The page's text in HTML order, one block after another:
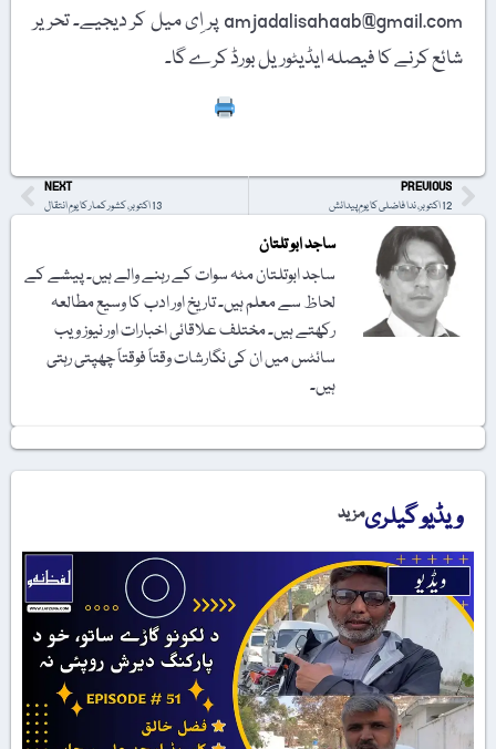
amjadalisahaab@gmail.com پر اِی میل کر دیجیے۔ تحریر
شائع کرنے کا فیصلہ ایڈیٹوریل بورڈ کرے گا۔
PREVIOUS
12 اکتوبر، ندا فاضلی کا یومِ پیدائش
NEXT
13 اکتوبر، کشور کمار کا یومِ انتقال
ساجد ابو تلتان
ساجد ابوتلتان مٹہ سوات کے رہنے والے ہیں۔ پیشے کے
لحاظ سے معلم ہیں۔ تاریخ اور ادب کا وسیع مطالعہ
رکھتے ہیں۔ مختلف علاقائی اخبارات اور نیوز ویب
سائٹس میں ان کی نگارشات وقتاً فوقتاً چھپتی رہتی
ہیں۔
ویڈیو گیلریمزید